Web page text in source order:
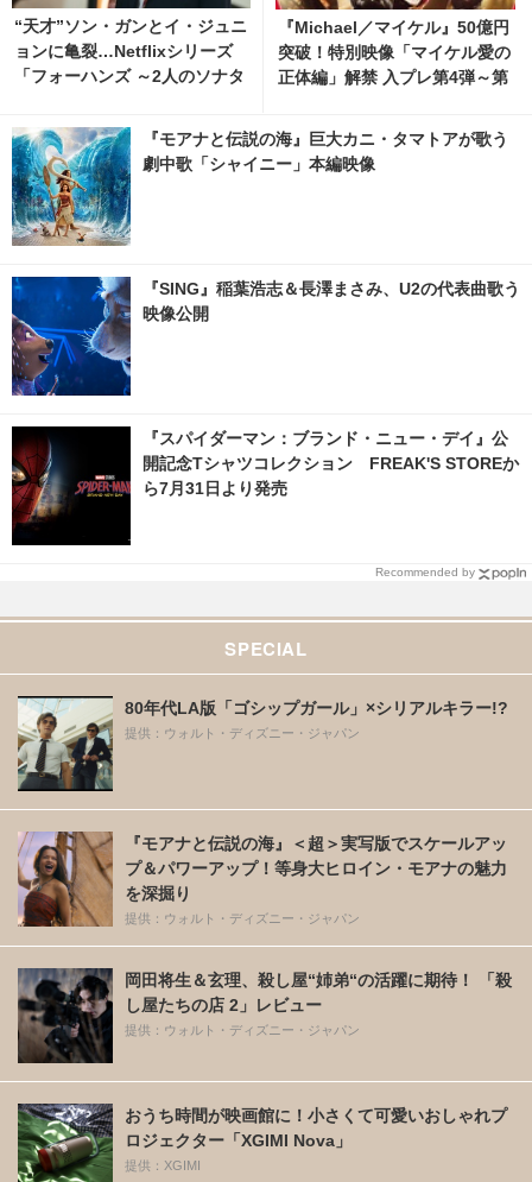
“天才”ソン・ガンとイ・ジュニ
ョンに亀裂…Netflixシリーズ
「フォーハンズ ～2人のソナタ
『Michael／マイケル』50億円
突破！特別映像「マイケル愛の
正体編」解禁 入プレ第4弾～第
『モアナと伝説の海』巨大カニ・タマトアが歌う
劇中歌「シャイニー」本編映像
『SING』稲葉浩志＆長澤まさみ、U2の代表曲歌う
映像公開
『スパイダーマン：ブランド・ニュー・デイ』公
開記念Tシャツコレクション FREAK'S STOREか
ら7月31日より発売
Recommended by
SPECIAL
80年代LA版「ゴシップガール」×シリアルキラー!?
提供：ウォルト・ディズニー・ジャパン
『モアナと伝説の海』＜超＞実写版でスケールアッ
プ＆パワーアップ！等身大ヒロイン・モアナの魅力
を深掘り
提供：ウォルト・ディズニー・ジャパン
岡田将生＆玄理、殺し屋“姉弟“の活躍に期待！ 「殺
し屋たちの店 2」レビュー
提供：ウォルト・ディズニー・ジャパン
おうち時間が映画館に！小さくて可愛いおしゃれプ
ロジェクター「XGIMI Nova」
提供：XGIMI